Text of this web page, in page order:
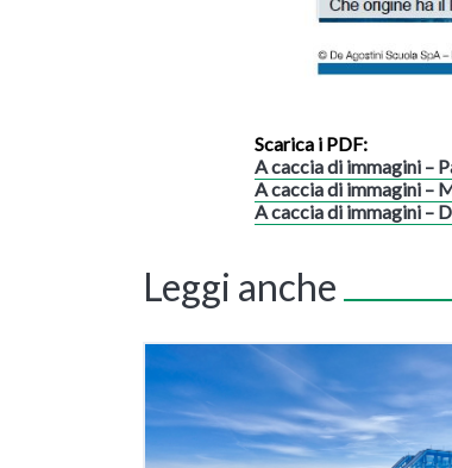
Scarica i PDF:
A caccia di immagini –
A caccia di immagini –
A caccia di immagini –
Leggi anche